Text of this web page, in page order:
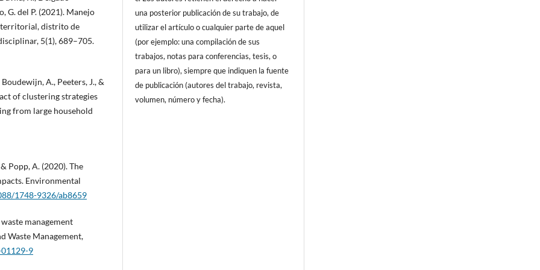
G. del P. (2021). Manejo
territorial, distrito de
5(1), 689–705.
A., Peeters, J., &
of clustering strategies
from large household
Popp, A. (2020). The
Environmental
1748-9326/ab8659
management
Waste Management,
9
una posterior publicación de su trabajo, de
utilizar el artículo o cualquier parte de aquel
(por ejemplo: una compilación de sus
trabajos, notas para conferencias, tesis, o
para un libro), siempre que indiquen la fuente
de publicación (autores del trabajo, revista,
volumen, número y fecha).